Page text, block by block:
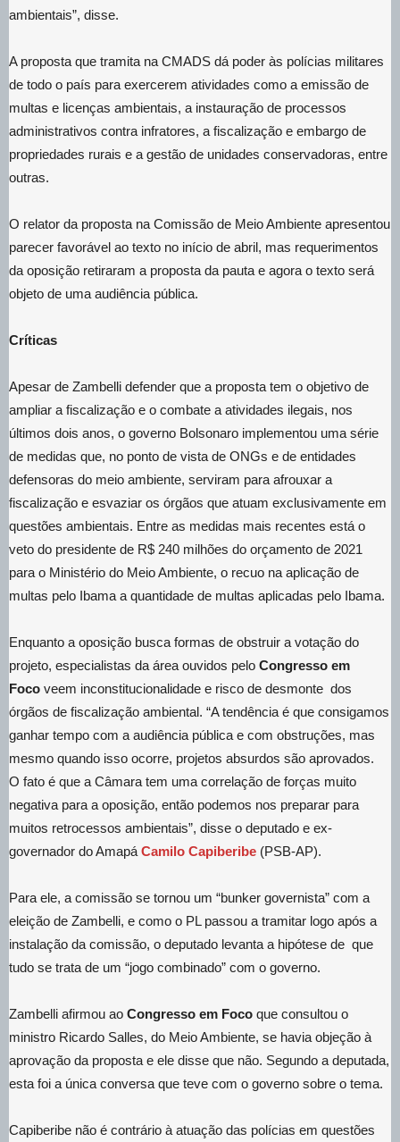
ambientais”, disse.
A proposta que tramita na CMADS dá poder às polícias militares
de todo o país para exercerem atividades como a emissão de
multas e licenças ambientais, a instauração de processos
administrativos contra infratores, a fiscalização e embargo de
propriedades rurais e a gestão de unidades conservadoras, entre
outras.
O relator da proposta na Comissão de Meio Ambiente apresentou
parecer favorável ao texto no início de abril, mas requerimentos
da oposição retiraram a proposta da pauta e agora o texto será
objeto de uma audiência pública.
Críticas
Apesar de Zambelli defender que a proposta tem o objetivo de
ampliar a fiscalização e o combate a atividades ilegais, nos
últimos dois anos, o governo Bolsonaro implementou uma série
de medidas que, no ponto de vista de ONGs e de entidades
defensoras do meio ambiente, serviram para afrouxar a
fiscalização e esvaziar os órgãos que atuam exclusivamente em
questões ambientais. Entre as medidas mais recentes está o
veto do presidente de R$ 240 milhões do orçamento de 2021
para o Ministério do Meio Ambiente, o recuo na aplicação de
multas pelo Ibama a quantidade de multas aplicadas pelo Ibama.
Enquanto a oposição busca formas de obstruir a votação do
projeto, especialistas da área ouvidos pelo Congresso em
Foco veem inconstitucionalidade e risco de desmonte dos
órgãos de fiscalização ambiental. “A tendência é que consigamos
ganhar tempo com a audiência pública e com obstruções, mas
mesmo quando isso ocorre, projetos absurdos são aprovados.
O fato é que a Câmara tem uma correlação de forças muito
negativa para a oposição, então podemos nos preparar para
muitos retrocessos ambientais”, disse o deputado e ex-
governador do Amapá Camilo Capiberibe (PSB-AP).
Para ele, a comissão se tornou um “bunker governista” com a
eleição de Zambelli, e como o PL passou a tramitar logo após a
instalação da comissão, o deputado levanta a hipótese de que
tudo se trata de um “jogo combinado” com o governo.
Zambelli afirmou ao Congresso em Foco que consultou o
ministro Ricardo Salles, do Meio Ambiente, se havia objeção à
aprovação da proposta e ele disse que não. Segundo a deputada,
esta foi a única conversa que teve com o governo sobre o tema.
Capiberibe não é contrário à atuação das polícias em questões